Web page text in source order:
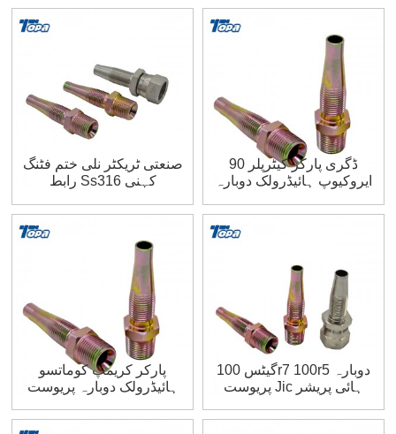
صنعتی ٹریکٹر نلی ختم فٹنگ
رابط Ss316 کہنی
90 ڈگری پارکر کیٹرپلر
ایروکیوپ ہائیڈرولک دوبارہ
پارکر کریمپ کوماتسو
ہائیڈرولک دوبارہ پریوست
قسم ٹریکٹروں کیلئے
گیٹس 100r7 100r5 دوبارہ
پریوست Jic ہائی پریشر
اشیاء